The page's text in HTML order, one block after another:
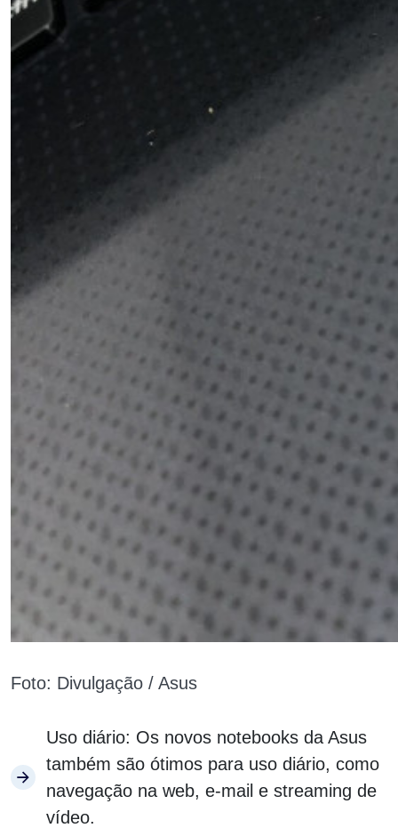
Foto: Divulgação / Asus
Uso diário: Os novos notebooks da Asus
também são ótimos para uso diário, como
navegação na web, e-mail e streaming de
vídeo.